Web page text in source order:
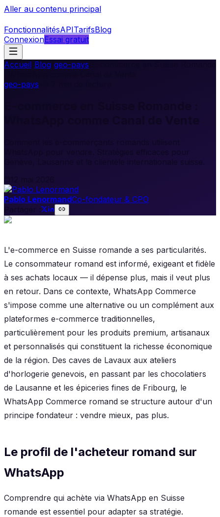
Aller au contenu principal
FonctionnalitésAPITarifsBlog
ConnexionEssai gratuit
Accueil Blog geo-pays
geo-pays
WhatsApp pour vendre. Stratégies efficaces pour
Genève, Lausanne et la clientèle internationale suisse.
Pablo LenormandCo-fondateur & CPO
Partager :
L'e-commerce en Suisse romande a ses particularités.
Le consommateur romand est informé, exigeant et fidèle
à ses achats locaux — il dépense plus, mais il veut plus
en retour. Dans ce contexte, WhatsApp Commerce
s'impose comme une alternative ou un complément aux
plateformes e-commerce traditionnelles,
particulièrement pour les produits premium, artisanaux
et personnalisés qui constituent la richesse économique
de la région. Des caves de Lavaux aux ateliers
d'horlogerie genevois, en passant par les chocolatiers
de Lausanne et les épiceries fines de Fribourg, le
WhatsApp Commerce romand se structure autour d'un
principe fondateur : vendre mieux, pas plus.
Le profil de l'acheteur romand sur
WhatsApp
Comprendre qui achète via WhatsApp en Suisse
romande est essentiel pour adapter sa stratégie.